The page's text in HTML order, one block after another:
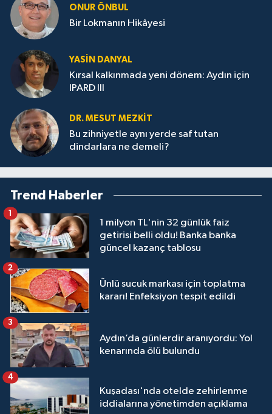
ONUR ÖNBUL
Bir Lokmanın Hikâyesi
YASIN DANYAL
Kırsal kalkınmada yeni dönem: Aydın için
IPARD III
DR. MESUT MEZKIT
Bu zihniyetle aynı yerde saf tutan
dindarlara ne demeli?
Trend Haberler
1 milyon TL'nin 32 günlük faiz
getirisi belli oldu! Banka banka
güncel kazanç tablosu
1
Ünlü sucuk markası için toplatma
kararı! Enfeksiyon tespit edildi
2
Aydın’da günlerdir aranıyordu: Yol
kenarında ölü bulundu
3
Kuşadası'nda otelde zehirlenme
iddialarına yönetimden açıklama
4